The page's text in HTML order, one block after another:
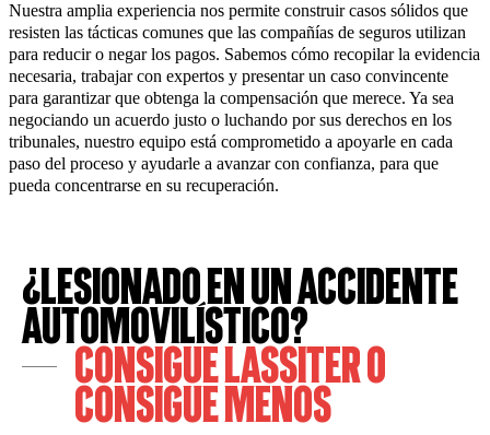
Nuestra amplia experiencia nos permite construir casos sólidos que
resisten las tácticas comunes que las compañías de seguros utilizan
para reducir o negar los pagos. Sabemos cómo recopilar la evidencia
necesaria, trabajar con expertos y presentar un caso convincente
para garantizar que obtenga la compensación que merece. Ya sea
negociando un acuerdo justo o luchando por sus derechos en los
tribunales, nuestro equipo está comprometido a apoyarle en cada
paso del proceso y ayudarle a avanzar con confianza, para que
pueda concentrarse en su recuperación.
¿Lesionado en un Accidente
Automovilístico?
Consigue LASSITER o
Consigue Menos